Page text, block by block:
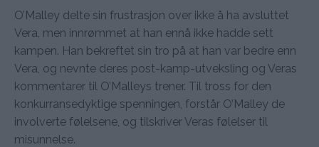
O’Malley delte sin frustrasjon over ikke å ha avsluttet
Vera, men innrømmet at han ennå ikke hadde sett
kampen. Han bekreftet sin tro på at han var bedre enn
Vera, og nevnte deres post-kamp-utveksling og Veras
kommentarer til O’Malleys trener. Til tross for den
konkurransedyktige spenningen, forstår O’Malley de
involverte følelsene, og tilskriver Veras følelser til
misunnelse.